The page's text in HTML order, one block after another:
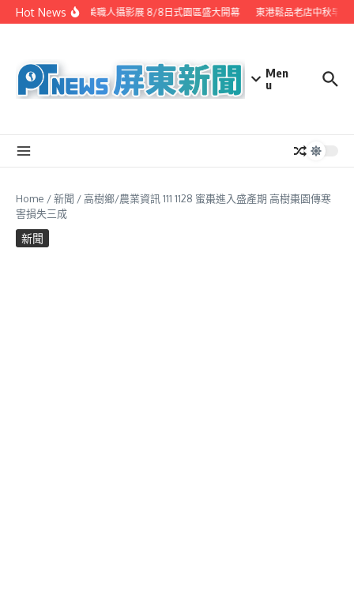
Skip to content
Hot News潮州之美職人攝影展 8/8日式園區盛大開幕 東港鬆品老店中秋早鳥
Men
u
Home /新聞 /高樹鄉/農業資訊 111 1128 蜜棗進入盛產期 高樹棗園傳寒
害損失三成
新聞